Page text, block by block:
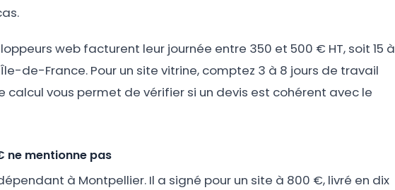
web facturent leur journée entre 350 et 500 € HT, soit 15 à
de-France. Pour un site vitrine, comptez 3 à 8 jours de travail
calcul vous permet de vérifier si un devis est cohérent avec le
ne mentionne pas
à Montpellier. Il a signé pour un site à 800 €, livré en dix